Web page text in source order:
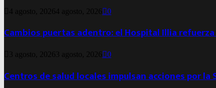
4 agosto, 20264 agosto, 2026 0
Cambios puertas adentro: el Hospital Illia
3 agosto, 2026 3 agosto, 2026 0
Centros de salud locales impulsan acciones por la